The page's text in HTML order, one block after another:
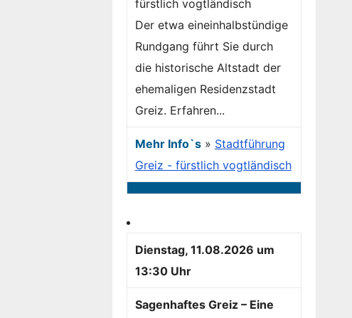
Der etwa eineinhalbstündige
Rundgang führt Sie durch
die historische Altstadt der
ehemaligen Residenzstadt
Greiz. Erfahren...
Mehr Info`s» Stadtführung
Greiz - fürstlich vogtländisch
Dienstag, 11.08.2026 um
13:30 Uhr
Sagenhaftes Greiz – Eine